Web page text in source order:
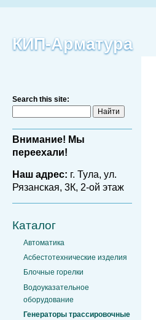
КИП-Арматура
Search this site:
Внимание! Мы
переехали!
Наш адрес: г. Тула, ул.
Рязанская, 3К, 2-ой этаж
Каталог
Автоматика
Асбестотехнические изделия
Блочные горелки
Водоуказательное
оборудование
Генераторы трассировочные